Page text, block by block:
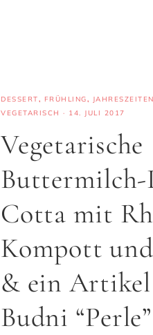
DESSERT, FRÜHLING, JAHRESZEITEN
VEGETARISCH · 14. JULI 2017
Vegetarische
Buttermilch-
Cotta mit
Kompott
& ein
Budni